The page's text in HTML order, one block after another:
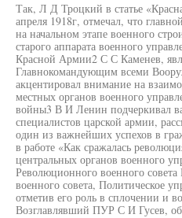
Так, Л Д Троцкий в статье
апреля 1918г, отмечал, что
на начальном этапе военного
старого аппарата военного
Красной Армии2 С С Каменев,
Главнокомандующим всеми
акцентировал внимание на
местных органов военного
войны3 В И Ленин подчеркивал
специалистов царской армии,
один из важнейших успехов в
в работе «Как сражалась
центральных органов военного
Революционного военного
военного совета, Политическое
отметив его роль в сплочении и
Возглавлявший ПУР С И Гусев,